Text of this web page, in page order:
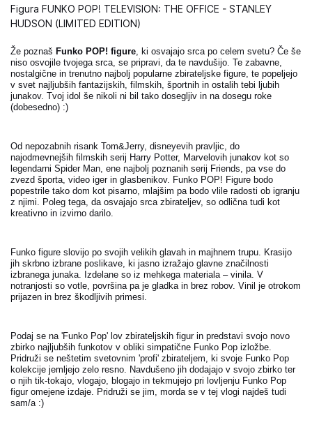
Figura FUNKO POP! TELEVISION: THE OFFICE - STANLEY
HUDSON (LIMITED EDITION)
Že poznaš Funko POP! figure, ki osvajajo srca po celem svetu? Če še
niso osvojile tvojega srca, se pripravi, da te navdušijo. Te zabavne,
nostalgične in trenutno najbolj popularne zbirateljske figure, te popeljejo
v svet najljubših fantazijskih, filmskih, športnih in ostalih tebi ljubih
junakov. Tvoj idol še nikoli ni bil tako dosegljiv in na dosegu roke
(dobesedno) :)
Od nepozabnih risank Tom&Jerry, disneyevih pravljic, do
najodmevnejših filmskih serij Harry Potter, Marvelovih junakov kot so
legendarni Spider Man, ene najbolj poznanih serij Friends, pa vse do
zvezd športa, video iger in glasbenikov. Funko POP! Figure bodo
popestrile tako dom kot pisarno, mlajšim pa bodo vlile radosti ob igranju
z njimi. Poleg tega, da osvajajo srca zbirateljev, so odlična tudi kot
kreativno in izvirno darilo.
Funko figure slovijo po svojih velikih glavah in majhnem trupu. Krasijo
jih skrbno izbrane poslikave, ki jasno izražajo glavne značilnosti
izbranega junaka. Izdelane so iz mehkega materiala – vinila. V
notranjosti so votle, površina pa je gladka in brez robov. Vinil je otrokom
prijazen in brez škodljivih primesi.
Podaj se na 'Funko Pop' lov zbirateljskih figur in predstavi svojo novo
zbirko najljubših funkotov v obliki simpatične Funko Pop izložbe.
Pridruži se neštetim svetovnim 'profi' zbirateljem, ki svoje Funko Pop
kolekcije jemljejo zelo resno. Navdušeno jih dodajajo v svojo zbirko ter
o njih tik-tokajo, vlogajo, blogajo in tekmujejo pri lovljenju Funko Pop
figur omejene izdaje. Pridruži se jim, morda se v tej vlogi najdeš tudi
sam/a :)